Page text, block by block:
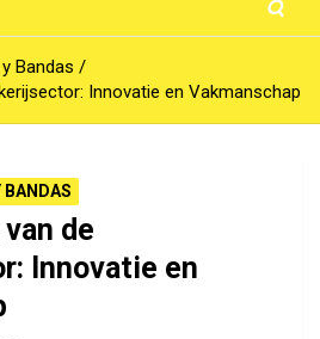
Bandas
Innovatie en Vakmanschap
BANDAS
de
Innovatie en